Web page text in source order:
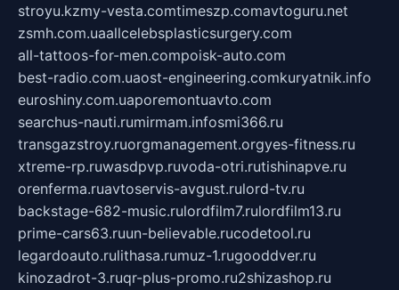
stroyu.kzmy-vesta.comtimeszp.comavtoguru.net
zsmh.com.uaallcelebsplasticsurgery.com
all-tattoos-for-men.compoisk-auto.com
best-radio.com.uaost-engineering.comkuryatnik.info
euroshiny.com.uaporemontuavto.com
searchus-nauti.rumirmam.infosmi366.ru
transgazstroy.ruorgmanagement.orgyes-fitness.ru
xtreme-rp.ruwasdpvp.ruvoda-otri.rutishinapve.ru
orenferma.ruavtoservis-avgust.rulord-tv.ru
backstage-682-music.rulordfilm7.rulordfilm13.ru
prime-cars63.ruun-believable.rucodetool.ru
legardoauto.rulithasa.rumuz-1.rugooddver.ru
kinozadrot-3.ruqr-plus-promo.ru2shizashop.ru